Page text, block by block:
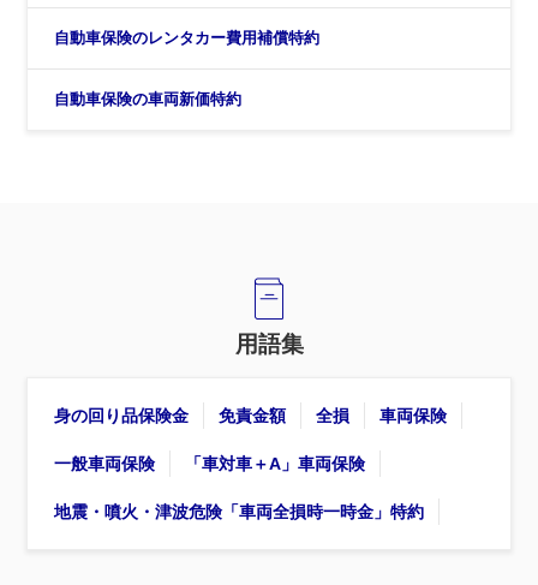
自動車保険のレンタカー費用補償特約
自動車保険の車両新価特約
用語集
身の回り品保険金 免責金額 全損 車両保険
一般車両保険 「車対車＋A」車両保険
地震・噴火・津波危険「車両全損時一時金」特約